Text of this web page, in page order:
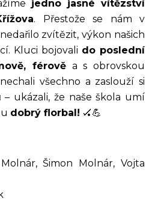
jedno jasné vítězství
. Přestože se nám v
zvítězit, výkon našich
Kluci bojovali do poslední
férově a s obrovskou
všechno a zaslouží si
– ukázali, že naše škola umí
dobrý florbal! 🏑💪
Šimon Molnár, Vojta